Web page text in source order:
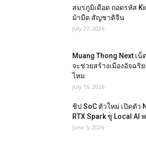
สมรภูมิเดือด ถอดรหัส
ม้ามืด สัญชาติจีน
July 27, 2026
Muang Thong Next เ
จะช่วยสร้างเมืองอัจฉริย
ไหม
July 16, 2026
ชิป SoC ตัวใหม่ เปิดตัว
RTX Spark ชู Local AI
June 5, 2026